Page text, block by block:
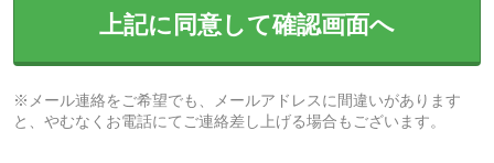
上記に同意して確認画面へ
※メール連絡をご希望でも、メールアドレスに間違いがあります
と、やむなくお電話にてご連絡差し上げる場合もございます。